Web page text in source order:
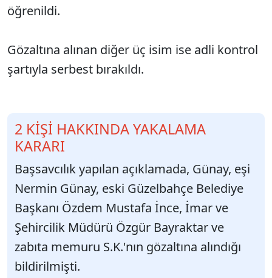
öğrenildi.
Gözaltına alınan diğer üç isim ise adli kontrol
şartıyla serbest bırakıldı.
2 KİŞİ HAKKINDA YAKALAMA
KARARI
Başsavcılık yapılan açıklamada, Günay, eşi
Nermin Günay, eski Güzelbahçe Belediye
Başkanı Özdem Mustafa İnce, İmar ve
Şehircilik Müdürü Özgür Bayraktar ve
zabıta memuru S.K.'nın gözaltına alındığı
bildirilmişti.